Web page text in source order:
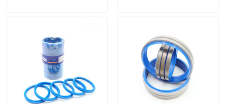
Equipo hidráulico del sello del triturador
Excavador Seal Kit